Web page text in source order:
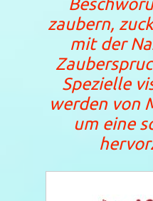
zaubern,
mit der
Spezielle
werden von
um eine